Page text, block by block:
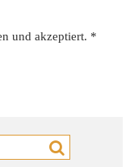
und akzeptiert. *